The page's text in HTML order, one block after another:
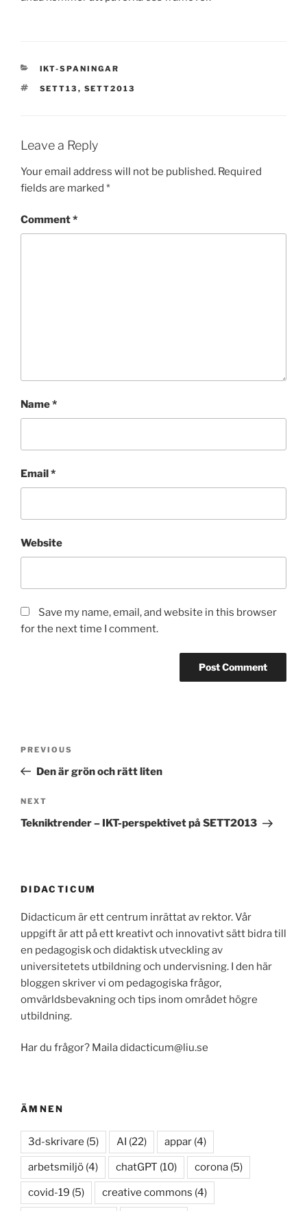
CATEGORIES
IKT-SPANINGAR
TAGS
SETT13 , SETT2013
Leave a Reply
Your email address will not be published. Required
fields are marked *
Comment*
Name*
Email*
Website
Save my name, email, and website in this browser
for the next time I comment.
Previous
Post
PREVIOUS
Den är grön och rätt liten
Next
Post
NEXT
Tekniktrender – IKT-perspektivet på SETT2013
DIDACTICUM
Didacticum är ett centrum inrättat av rektor. Vår
uppgift är att på ett kreativt och innovativt sätt bidra till
en pedagogisk och didaktisk utveckling av
universitetets utbildning och undervisning. I den här
bloggen skriver vi om pedagogiska frågor,
omvärldsbevakning och tips inom området högre
utbildning.
Har du frågor? Maila didacticum@liu.se
ÄMNEN
3d-skrivare (5) AI (22) appar (4)
arbetsmiljö (4) chatGPT (10) corona (5)
covid-19 (5) creative commons (4)